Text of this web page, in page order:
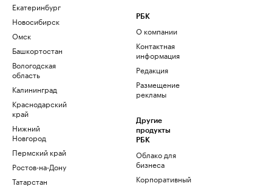
Екатеринбург
Новосибирск
Омск
Башкортостан
Вологодская
область
Калининград
Краснодарский
край
Нижний
Новгород
Пермский край
Ростов-на-Дону
Татарстан
РБК
О компании
Контактная
информация
Редакция
Размещение
рекламы
Другие
продукты
РБК
Облако для
бизнеса
Корпоративный